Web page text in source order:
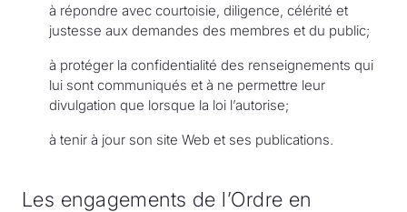
à répondre avec courtoisie, diligence, célérité et
justesse aux demandes des membres et du public;
à protéger la confidentialité des renseignements qui
lui sont communiqués et à ne permettre leur
divulgation que lorsque la loi l’autorise;
à tenir à jour son site Web et ses publications.
Les engagements de l’Ordre en